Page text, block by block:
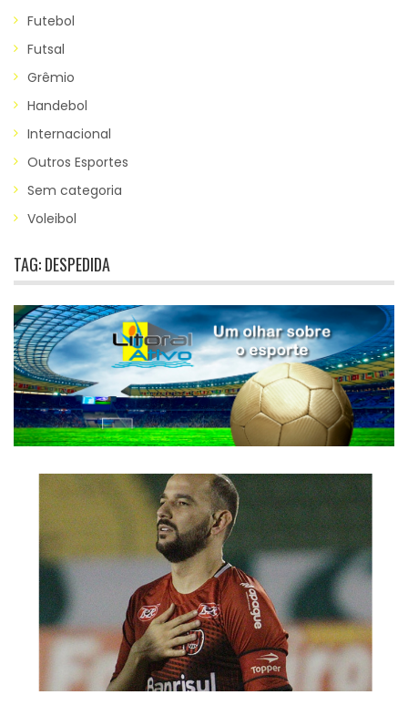
Futebol
Futsal
Grêmio
Handebol
Internacional
Outros Esportes
Sem categoria
Voleibol
TAG:DESPEDIDA